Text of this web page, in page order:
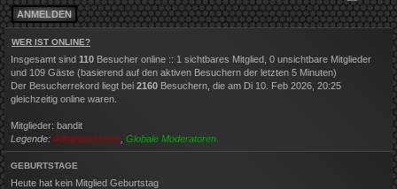
WER IST ONLINE?
Insgesamt sind 110 Besucher online :: 1 sichtbares Mitglied, 0 unsichtbare Mitglieder
und 109 Gäste (basierend auf den aktiven Besuchern der letzten 5 Minuten)
Der Besucherrekord liegt bei 2160 Besuchern, die am Di 10. Feb 2026, 20:25
gleichzeitig online waren.
Mitglieder: bandit
Legende: Administratoren Globale Moderatoren
GEBURTSTAGE
Heute hat kein Mitglied Geburtstag